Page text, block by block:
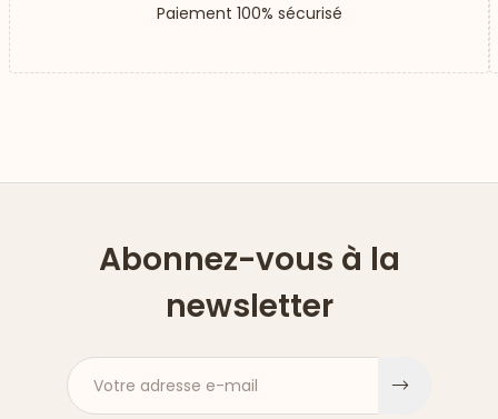
Paiement 100% sécurisé
Abonnez-vous à la
newsletter
Votre adresse e-mail